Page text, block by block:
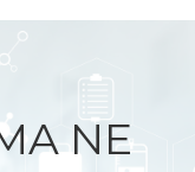
NE